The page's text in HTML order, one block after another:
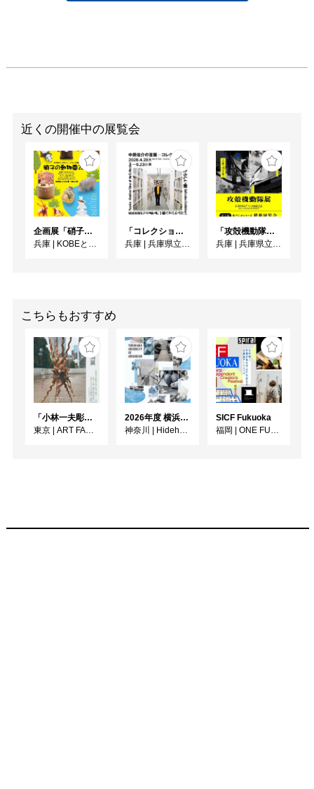
近くの開催中の展覧会
企画展「硝子の動物園 2026」
兵庫
KOBEとんぼ玉ミュージアム
「コレクション展Ⅰ 中原佑介の言葉－コレクションを見るあたらしい眼」
兵庫
兵庫県立美術館
「攻殻機動隊展Ghost and the Shell」関西巡回展
兵庫
兵庫県立美術館
こちらもおすすめ
「小林一夫彫刻展 木のイノチ 石のアソビ」
東京
ART FACTORY城南島
2026年度 横浜美術大学 助手・副手展
神奈川
Hideharu Fukasaku Gallery & Museum(FEI ART MUSEUM YOKOHAMA)
SICF Fukuoka
福岡
ONE FUKUOKA BLDG. ６階 カンファレンスホール